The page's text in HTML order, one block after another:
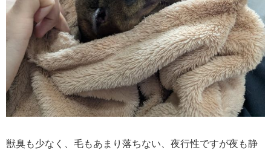
獣臭も少なく、毛もあまり落ちない、夜行性ですが夜も静